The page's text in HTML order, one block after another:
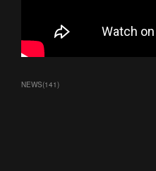
NEWS(141)